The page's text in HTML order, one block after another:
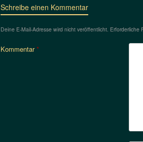
Schreibe einen Kommentar
Deine E-Mail-Adresse wird nicht veröffentlicht. Erforderliche
Kommentar*